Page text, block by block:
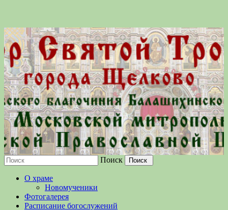
Православной Церкви
Поиск
О храме
Новомученики
Фотогалерея
Расписание богослужений